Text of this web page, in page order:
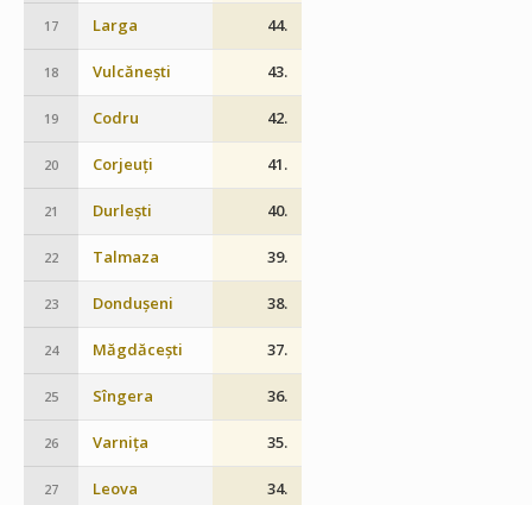
17 Larga 44.
18 Vulcănești 43.
19 Codru 42.
20 Corjeuți 41.
21 Durlești 40.
22 Talmaza 39.
23 Dondușeni 38.
24 Măgdăcești 37.
25 Sîngera 36.
26 Varnița 35.
27 Leova 34.